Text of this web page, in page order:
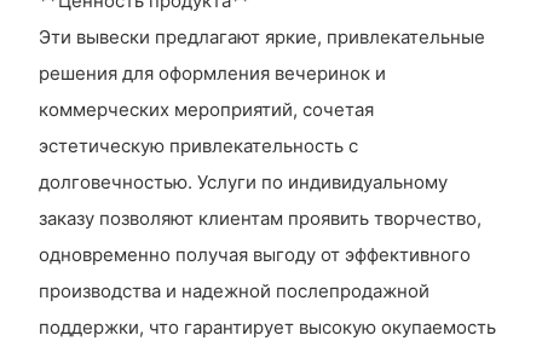
Эти вывески предлагают яркие, привлекательные
решения для оформления вечеринок и
коммерческих мероприятий, сочетая
эстетическую привлекательность с
долговечностью. Услуги по индивидуальному
заказу позволяют клиентам проявить творчество,
одновременно получая выгоду от эффективного
производства и надежной послепродажной
поддержки, что гарантирует высокую окупаемость